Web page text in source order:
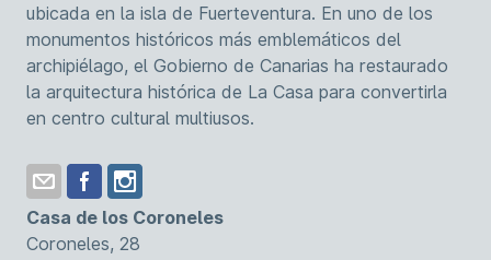
ubicada en la isla de Fuerteventura. En uno de los
monumentos históricos más emblemáticos del
archipiélago, el Gobierno de Canarias ha restaurado
la arquitectura histórica de La Casa para convertirla
en centro cultural multiusos.
Casa de los Coroneles
Coroneles, 28